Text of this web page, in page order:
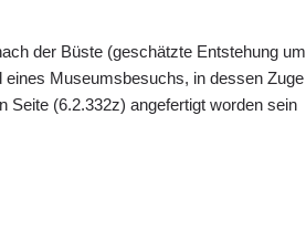
der Büste (geschätzte Entstehung um
Museumsbesuchs, in dessen Zuge
Seite (6.2.332z) angefertigt worden sein